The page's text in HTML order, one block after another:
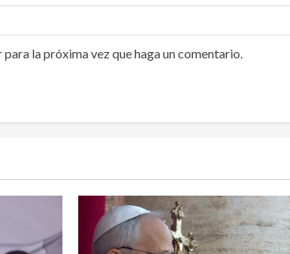
la próxima vez que haga un comentario.